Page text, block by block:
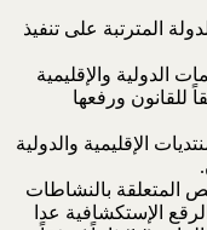
المترتبة على تنفيذ
الدولية والإقليمية
للقانون ورفعها
الإقليمية والدولية
المتعلقة بالنشاطات
الإستكشافية عدا